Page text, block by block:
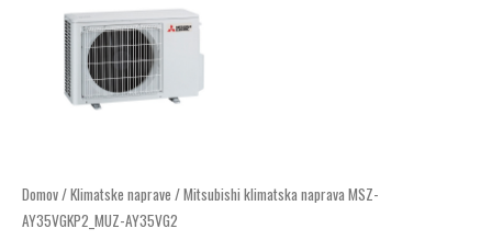
Domov/Klimatske naprave / Mitsubishi klimatska naprava MSZ-
AY35VGKP2_MUZ-AY35VG2
Mitsubishi
klimatska